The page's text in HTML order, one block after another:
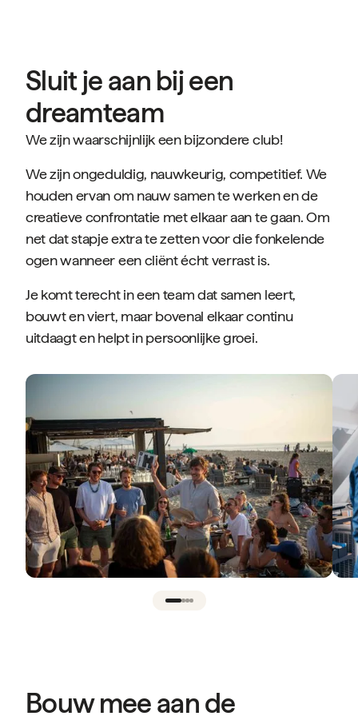
Sluit je aan bij een
dreamteam
We zijn waarschijnlijk een bijzondere club!
We zijn ongeduldig, nauwkeurig, competitief. We
houden ervan om nauw samen te werken en de
creatieve confrontatie met elkaar aan te gaan. Om
net dat stapje extra te zetten voor die fonkelende
ogen wanneer een cliënt écht verrast is.
Je komt terecht in een team dat samen leert,
bouwt en viert, maar bovenal elkaar continu
uitdaagt en helpt in persoonlijke groei.
Bouw mee aan de